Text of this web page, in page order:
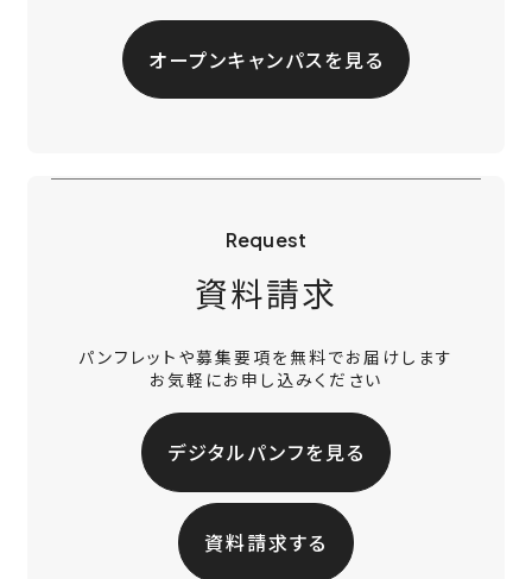
オープンキャンパスを見る
Request
資料請求
パンフレットや募集要項を無料でお届けします
お気軽にお申し込みください
デジタルパンフを見る
資料請求する